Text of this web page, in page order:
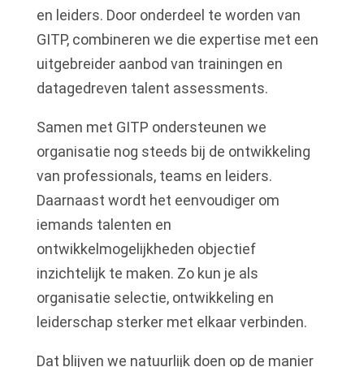
en leiders. Door onderdeel te worden van
GITP, combineren we die expertise met een
uitgebreider aanbod van trainingen en
datagedreven talent assessments.
Samen met GITP ondersteunen we
organisatie nog steeds bij de ontwikkeling
van professionals, teams en leiders.
Daarnaast wordt het eenvoudiger om
iemands talenten en
ontwikkelmogelijkheden objectief
inzichtelijk te maken. Zo kun je als
organisatie selectie, ontwikkeling en
leiderschap sterker met elkaar verbinden.
Dat blijven we natuurlijk doen op de manier